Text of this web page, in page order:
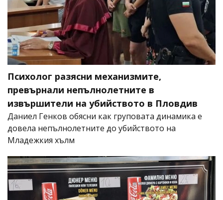
Психолог разясни механизмите,
превърнали непълнолетните в
извършители на убийството в Пловдив
Даниел Генков обясни как груповата динамика е
довела непълнолетните до убийството на
Младежкия хълм